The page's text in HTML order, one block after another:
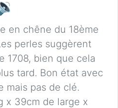
en chêne du 18ème
perles suggèrent
1708, bien que cela
tard. Bon état avec
mais pas de clé.
x 39cm de large x